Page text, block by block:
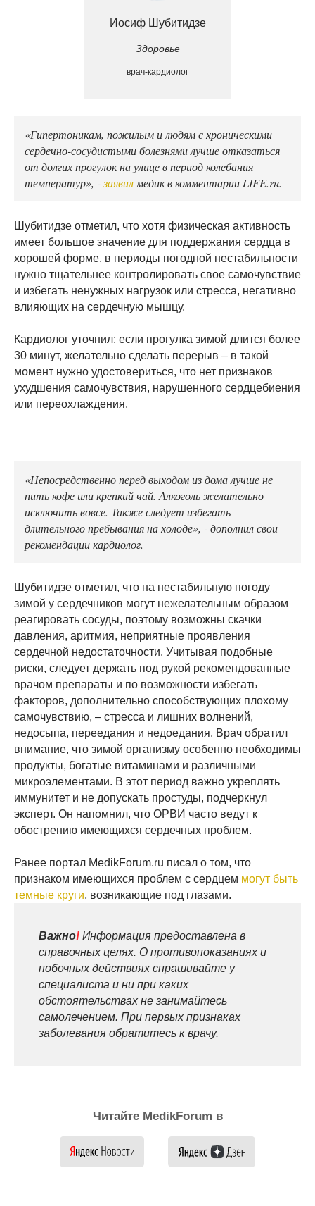
Иосиф Шубитидзе
Здоровье
врач-кардиолог
«Гипертоникам, пожилым и людям с хроническими
сердечно-сосудистыми болезнями лучше отказаться
от долгих прогулок на улице в период колебания
температур», -заявил медик в комментарии LIFE.ru.
Шубитидзе отметил, что хотя физическая активность
имеет большое значение для поддержания сердца в
хорошей форме, в периоды погодной нестабильности
нужно тщательнее контролировать свое самочувствие
и избегать ненужных нагрузок или стресса, негативно
влияющих на сердечную мышцу.
Кардиолог уточнил: если прогулка зимой длится более
30 минут, желательно сделать перерыв – в такой
момент нужно удостовериться, что нет признаков
ухудшения самочувствия, нарушенного сердцебиения
или переохлаждения.
«Непосредственно перед выходом из дома лучше не
пить кофе или крепкий чай. Алкоголь желательно
исключить вовсе. Также следует избегать
длительного пребывания на холоде», - дополнил свои
рекомендации кардиолог.
Шубитидзе отметил, что на нестабильную погоду
зимой у сердечников могут нежелательным образом
реагировать сосуды, поэтому возможны скачки
давления, аритмия, неприятные проявления
сердечной недостаточности. Учитывая подобные
риски, следует держать под рукой рекомендованные
врачом препараты и по возможности избегать
факторов, дополнительно способствующих плохому
самочувствию, – стресса и лишних волнений,
недосыпа, переедания и недоедания. Врач обратил
внимание, что зимой организму особенно необходимы
продукты, богатые витаминами и различными
микроэлементами. В этот период важно укреплять
иммунитет и не допускать простуды, подчеркнул
эксперт. Он напомнил, что ОРВИ часто ведут к
обострению имеющихся сердечных проблем.
Ранее портал MedikForum.ru писал о том, что
признаком имеющихся проблем с сердцем могут быть
темные круги, возникающие под глазами.
Важно! Информация предоставлена в
справочных целях. О противопоказаниях и
побочных действиях спрашивайте у
специалиста и ни при каких
обстоятельствах не занимайтесь
самолечением. При первых признаках
заболевания обратитесь к врачу.
Читайте MedikForum в